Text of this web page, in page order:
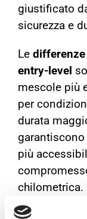
giustificato
sicurezza e
Le
entry-level
mescole più
per
durata
più
chilometrica.
Per